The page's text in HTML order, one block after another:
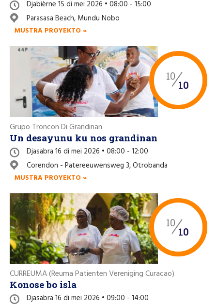
Djabièrne 15 di mei 2026 • 08:00 - 15:00
Parasasa Beach, Mundu Nobo
MUSTRA PROYEKTO »
10
10
Grupo Troncon Di Grandinan
Un desayunu ku nos grandinan
Djasabra 16 di mei 2026 • 08:00 - 12:00
Corendon - Patereeuwensweg 3, Otrobanda
MUSTRA PROYEKTO »
10
10
CURREUMA (Reuma Patienten Vereniging Curacao)
Konose bo isla
Djasabra 16 di mei 2026 • 09:00 - 14:00